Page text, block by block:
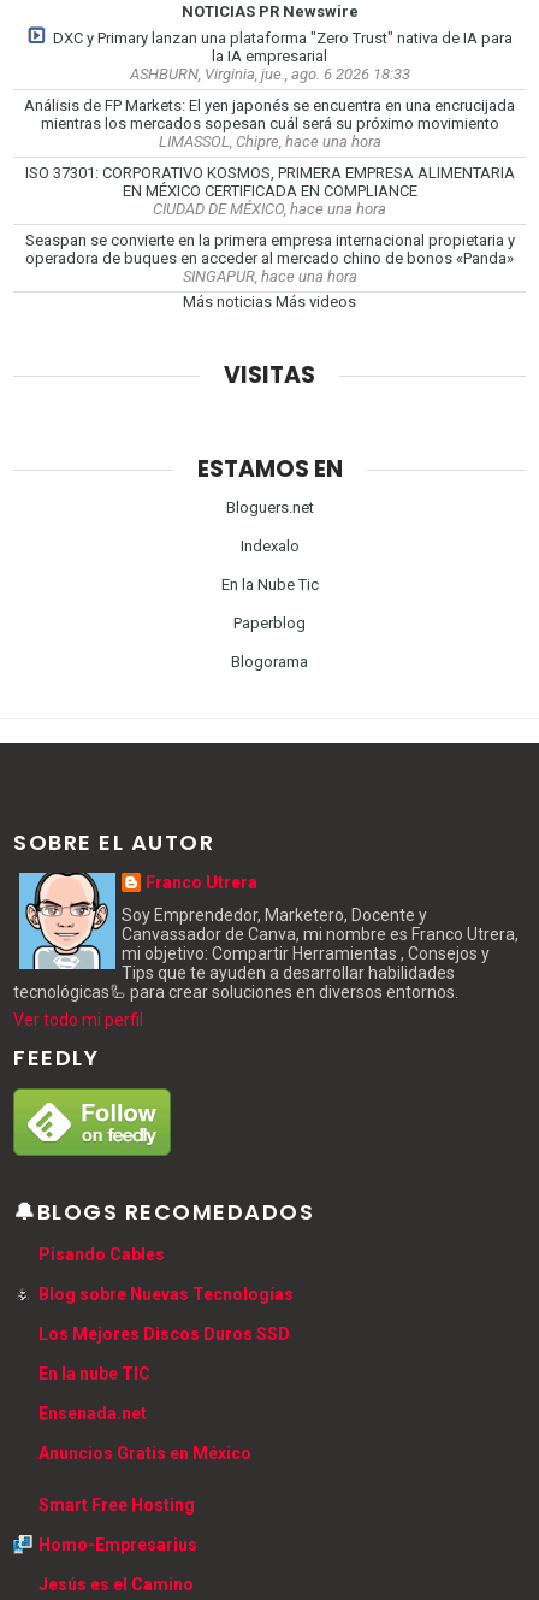
NOTICIAS PR Newswire
DXC y Primary lanzan una plataforma "Zero Trust" nativa de IA para
la IA empresarial
ASHBURN, Virginia, jue., ago. 6 2026 18:33
Análisis de FP Markets: El yen japonés se encuentra en una encrucijada
mientras los mercados sopesan cuál será su próximo movimiento
LIMASSOL, Chipre, hace una hora
ISO 37301: CORPORATIVO KOSMOS, PRIMERA EMPRESA ALIMENTARIA
EN MÉXICO CERTIFICADA EN COMPLIANCE
CIUDAD DE MÉXICO, hace una hora
Seaspan se convierte en la primera empresa internacional propietaria y
operadora de buques en acceder al mercado chino de bonos «Panda»
SINGAPUR, hace una hora
Más noticias Más videos
VISITAS
ESTAMOS EN
Bloguers.net
Indexalo
En la Nube Tic
Paperblog
Blogorama
SOBRE EL AUTOR
Franco Utrera
Soy Emprendedor, Marketero, Docente y
Canvassador de Canva, mi nombre es Franco Utrera,
mi objetivo: Compartir Herramientas , Consejos y
Tips que te ayuden a desarrollar habilidades
tecnológicas🦾 para crear soluciones en diversos entornos.
Ver todo mi perfil
FEEDLY
🔔BLOGS RECOMEDADOS
Pisando Cables
Blog sobre Nuevas Tecnologías
Los Mejores Discos Duros SSD
En la nube TIC
Ensenada.net
Anuncios Gratis en México
Smart Free Hosting
Homo-Empresarius
Jesús es el Camino